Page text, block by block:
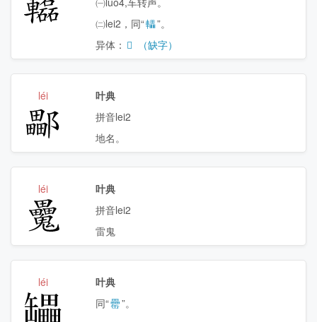
㈡lei2，同“轠”。
异体： 𨏲 （缺字）
𨞽
léi
叶典
拼音lei2
地名。
𩴻
léi
叶典
拼音lei2
雷鬼
𰭇
léi
叶典
同“罍”。